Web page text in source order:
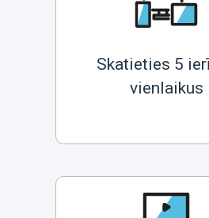
Skatieties 5
vienlaikus